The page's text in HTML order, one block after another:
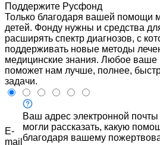
Поддержите Русфонд
Только благодаря вашей помощи
детей. Фонду нужны и средства
расширять спектр диагнозов, с
поддерживать новые методы
медицинские знания. Любое ваше
поможет нам лучше, полнее,
задачи.
E-
mail
Ваш адрес электронной
могли рассказать, какую
благодаря вашему